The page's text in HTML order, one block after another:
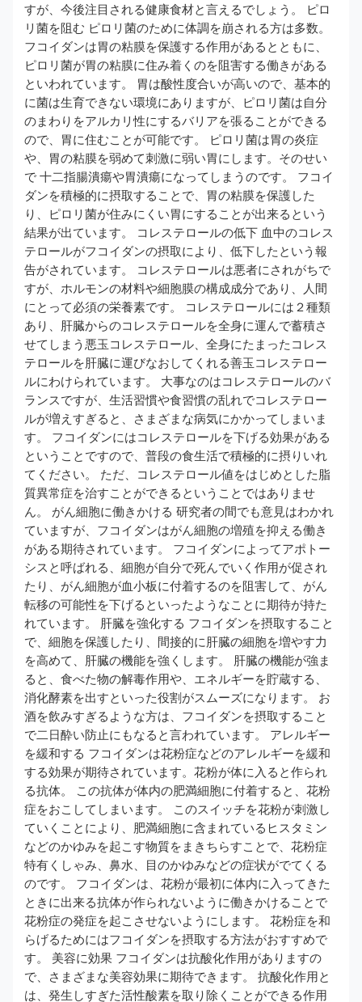
すが、今後注目される健康食材と言えるでしょう。 ピロ
リ菌を阻む ピロリ菌のために体調を崩される方は多数。
フコイダンは胃の粘膜を保護する作用があるとともに、
ピロリ菌が胃の粘膜に住み着くのを阻害する働きがある
といわれています。 胃は酸性度合いが高いので、基本的
に菌は生育できない環境にありますが、ピロリ菌は自分
のまわりをアルカリ性にするバリアを張ることができる
ので、胃に住むことが可能です。 ピロリ菌は胃の炎症
や、胃の粘膜を弱めて刺激に弱い胃にします。そのせい
で 十二指腸潰瘍や胃潰瘍になってしまうのです。 フコイ
ダンを積極的に摂取することで、胃の粘膜を保護した
り、ピロリ菌が住みにくい胃にすることが出来るという
結果が出ています。 コレステロールの低下 血中のコレス
テロールがフコイダンの摂取により、低下したという報
告がされています。 コレステロールは悪者にされがちで
すが、ホルモンの材料や細胞膜の構成成分であり、人間
にとって必須の栄養素です。 コレステロールには２種類
あり、肝臓からのコレステロールを全身に運んで蓄積さ
せてしまう悪玉コレステロール、全身にたまったコレス
テロールを肝臓に運びなおしてくれる善玉コレステロー
ルにわけられています。 大事なのはコレステロールのバ
ランスですが、生活習慣や食習慣の乱れでコレステロー
ルが増えすぎると、さまざまな病気にかかってしまいま
す。 フコイダンにはコレステロールを下げる効果がある
ということですので、普段の食生活で積極的に摂りいれ
てください。 ただ、コレステロール値をはじめとした脂
質異常症を治すことができるということではありませ
ん。 がん細胞に働きかける 研究者の間でも意見はわかれ
ていますが、フコイダンはがん細胞の増殖を抑える働き
がある期待されています。 フコイダンによってアポトー
シスと呼ばれる、細胞が自分で死んでいく作用が促され
たり、がん細胞が血小板に付着するのを阻害して、がん
転移の可能性を下げるといったようなことに期待が持た
れています。 肝臓を強化する フコイダンを摂取すること
で、細胞を保護したり、間接的に肝臓の細胞を増やす力
を高めて、肝臓の機能を強くします。 肝臓の機能が強ま
ると、食べた物の解毒作用や、エネルギーを貯蔵する、
消化酵素を出すといった役割がスムーズになります。 お
酒を飲みすぎるような方は、フコイダンを摂取すること
で二日酔い防止にもなると言われています。 アレルギー
を緩和する フコイダンは花粉症などのアレルギーを緩和
する効果が期待されています。花粉が体に入ると作られ
る抗体。 この抗体が体内の肥満細胞に付着すると、花粉
症をおこしてしまいます。 このスイッチを花粉が刺激し
ていくことにより、肥満細胞に含まれているヒスタミン
などのかゆみを起こす物質をまきちらすことで、花粉症
特有くしゃみ、鼻水、目のかゆみなどの症状がでてくる
のです。 フコイダンは、花粉が最初に体内に入ってきた
ときに出来る抗体が作られないように働きかけることで
花粉症の発症を起こさせないようにします。 花粉症を和
らげるためにはフコイダンを摂取する方法がおすすめで
す。 美容に効果 フコイダンは抗酸化作用がありますの
で、さまざまな美容効果に期待できます。 抗酸化作用と
は、発生しすぎた活性酸素を取り除くことができる作用